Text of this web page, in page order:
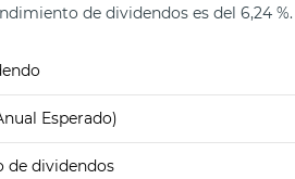
de dividendos es del 6,24 %.
Esperado)
de dividendos